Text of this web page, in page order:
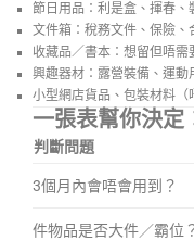
節日用品：利是盒、揮春、
文件箱：稅務文件、保險、
收藏品／書本：想留但唔需
興趣器材：露營裝備、運動
小型網店貨品、包裝材料（
一張表幫你決定
判斷問題
3個月內會唔會用到？
件物品是否大件／霸位